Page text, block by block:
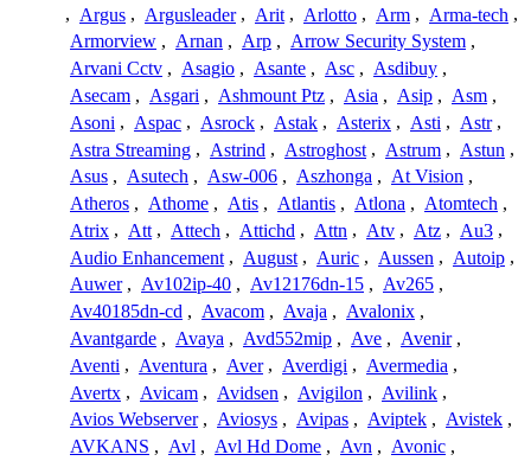
, Argus , Argusleader , Arit , Arlotto , Arm , Arma-tech ,
Armorview , Arnan , Arp , Arrow Security System ,
Arvani Cctv , Asagio , Asante , Asc , Asdibuy ,
Asecam , Asgari , Ashmount Ptz , Asia , Asip , Asm ,
Asoni , Aspac , Asrock , Astak , Asterix , Asti , Astr ,
Astra Streaming , Astrind , Astroghost , Astrum , Astun ,
Asus , Asutech , Asw-006 , Aszhonga , At Vision ,
Atheros , Athome , Atis , Atlantis , Atlona , Atomtech ,
Atrix , Att , Attech , Attichd , Attn , Atv , Atz , Au3 ,
Audio Enhancement , August , Auric , Aussen , Autoip ,
Auwer , Av102ip-40 , Av12176dn-15 , Av265 ,
Av40185dn-cd , Avacom , Avaja , Avalonix ,
Avantgarde , Avaya , Avd552mip , Ave , Avenir ,
Aventi , Aventura , Aver , Averdigi , Avermedia ,
Avertx , Avicam , Avidsen , Avigilon , Avilink ,
Avios Webserver , Aviosys , Avipas , Aviptek , Avistek ,
AVKANS , Avl , Avl Hd Dome , Avn , Avonic ,